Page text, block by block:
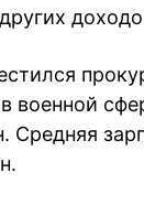
военной
Средняя